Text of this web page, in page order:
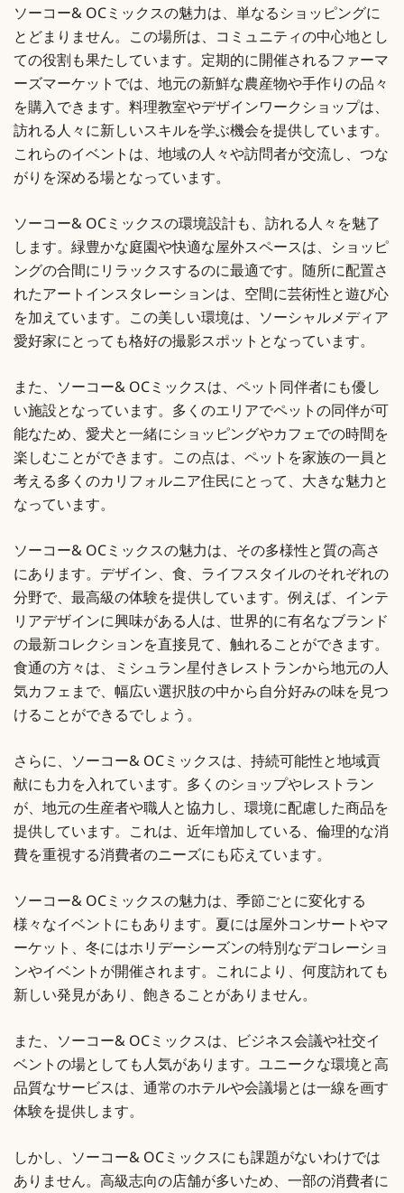
ソーコー& OCミックスの魅力は、単なるショッピングに
とどまりません。この場所は、コミュニティの中心地とし
ての役割も果たしています。定期的に開催されるファーマ
ーズマーケットでは、地元の新鮮な農産物や手作りの品々
を購入できます。料理教室やデザインワークショップは、
訪れる人々に新しいスキルを学ぶ機会を提供しています。
これらのイベントは、地域の人々や訪問者が交流し、つな
がりを深める場となっています。
ソーコー& OCミックスの環境設計も、訪れる人々を魅了
します。緑豊かな庭園や快適な屋外スペースは、ショッピ
ングの合間にリラックスするのに最適です。随所に配置さ
れたアートインスタレーションは、空間に芸術性と遊び心
を加えています。この美しい環境は、ソーシャルメディア
愛好家にとっても格好の撮影スポットとなっています。
また、ソーコー& OCミックスは、ペット同伴者にも優し
い施設となっています。多くのエリアでペットの同伴が可
能なため、愛犬と一緒にショッピングやカフェでの時間を
楽しむことができます。この点は、ペットを家族の一員と
考える多くのカリフォルニア住民にとって、大きな魅力と
なっています。
ソーコー& OCミックスの魅力は、その多様性と質の高さ
にあります。デザイン、食、ライフスタイルのそれぞれの
分野で、最高級の体験を提供しています。例えば、インテ
リアデザインに興味がある人は、世界的に有名なブランド
の最新コレクションを直接見て、触れることができます。
食通の方々は、ミシュラン星付きレストランから地元の人
気カフェまで、幅広い選択肢の中から自分好みの味を見つ
けることができるでしょう。
さらに、ソーコー& OCミックスは、持続可能性と地域貢
献にも力を入れています。多くのショップやレストラン
が、地元の生産者や職人と協力し、環境に配慮した商品を
提供しています。これは、近年増加している、倫理的な消
費を重視する消費者のニーズにも応えています。
ソーコー& OCミックスの魅力は、季節ごとに変化する
様々なイベントにもあります。夏には屋外コンサートやマ
ーケット、冬にはホリデーシーズンの特別なデコレーショ
ンやイベントが開催されます。これにより、何度訪れても
新しい発見があり、飽きることがありません。
また、ソーコー& OCミックスは、ビジネス会議や社交イ
ベントの場としても人気があります。ユニークな環境と高
品質なサービスは、通常のホテルや会議場とは一線を画す
体験を提供します。
しかし、ソーコー& OCミックスにも課題がないわけでは
ありません。高級志向の店舗が多いため、一部の消費者に